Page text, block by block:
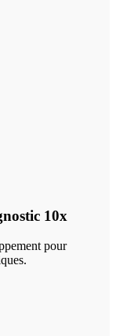
10x
pour